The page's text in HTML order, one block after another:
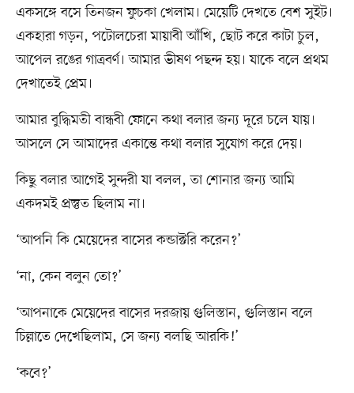
একসঙ্গে বসে তিনজন ফুচকা খেলাম। মেয়েটি দেখতে বেশ সুইট।
একহারা গড়ন, পটোলচেরা মায়াবী আঁখি, ছোট করে কাটা চুল,
আপেল রঙের গাত্রবর্ণ। আমার ভীষণ পছন্দ হয়। যাকে বলে প্রথম
দেখাতেই প্রেম।
আমার বুদ্ধিমতী বান্ধবী ফোনে কথা বলার জন্য দূরে চলে যায়।
আসলে সে আমাদের একান্তে কথা বলার সুযোগ করে দেয়।
কিছু বলার আগেই সুন্দরী যা বলল, তা শোনার জন্য আমি
একদমই প্রস্তুত ছিলাম না।
‘আপনি কি মেয়েদের বাসের কন্ডাক্টরি করেন?’
‘না, কেন বলুন তো?’
‘আপনাকে মেয়েদের বাসের দরজায় গুলিস্তান, গুলিস্তান বলে
চিল্লাতে দেখেছিলাম, সে জন্য বলছি আরকি!’
‘কবে?’